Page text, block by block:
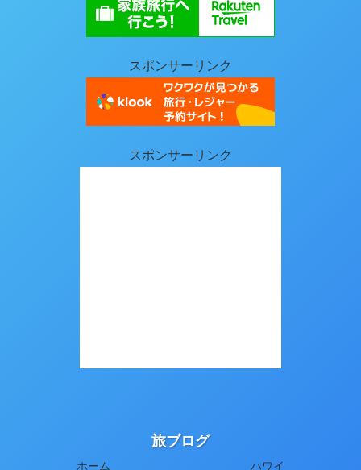
スポンサーリンク
スポンサーリンク
旅ブログ
ホーム ハワイ